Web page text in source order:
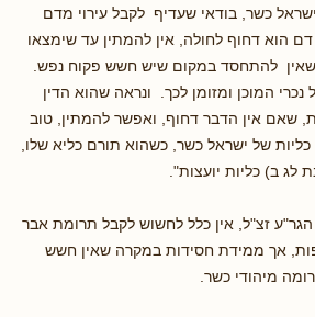
כשר, בודאי שעדיף לקבל עירוי מדם
הוא דחוף לחולה, אין להמתין עד שימצאו
להתחסד במקום שיש חשש פקוח נפש.
נכרי המוכן ומזומן לכך. ונראה שהוא הדין
שאם אין הדבר דחוף, ואפשר להמתין, טוב
של ישראל כשר, כשהוא תורם כליא שלו,
ב) כליות יועצות".
הגר"ע זצ"ל, אין כלל לחשוש לקבל תרומת אבר
אך ממידת חסידות במקרה שאין חשש
מיהודי כשר.